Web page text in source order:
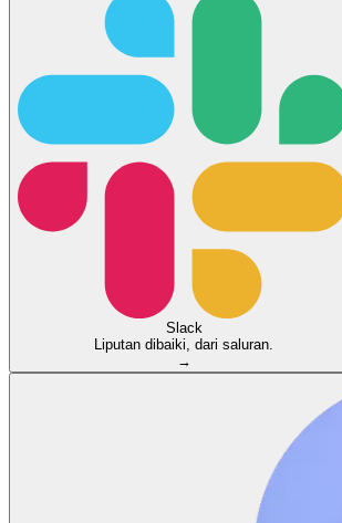
Slack
Liputan dibaiki, dari saluran.
→